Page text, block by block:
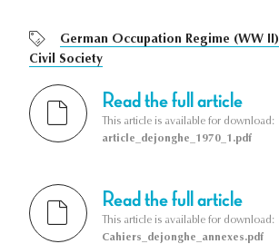
German Occupation Regime (WW II)
Civil Society
Read the full article
This article is available for download:
article_dejonghe_1970_1.pdf
Read the full article
This article is available for download:
Cahiers_dejonghe_annexes.pdf